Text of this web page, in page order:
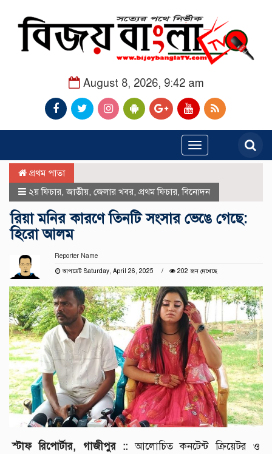
August 8, 2026, 9:42 am
Toggle
navigation
প্রথম পাতা
২য় ফিচার ,জাতীয় জেলার খবর প্রথম ফিচার ,বিনোদন
রিয়া মনির কারণে তিনটি সংসার ভেঙে গেছে:
হিরো আলম
Reporter Name
আপডেট Saturday, April 26, 2025
202 জন দেখেছে
স্টাফ রিপোর্টার, গাজীপুর :: আলোচিত কনটেন্ট ক্রিয়েটর ও